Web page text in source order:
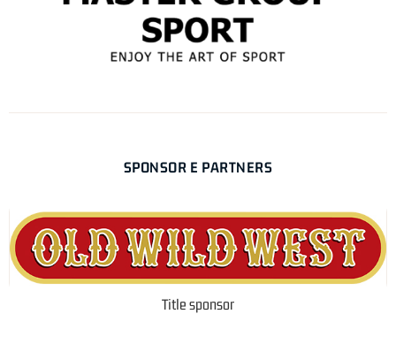
SPONSOR E PARTNERS
Title sponsor